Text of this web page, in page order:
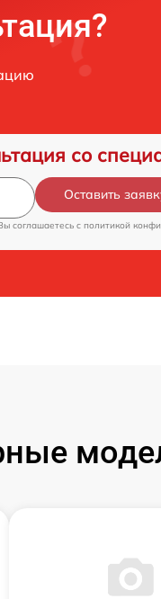
со
Оставить
соглашаетесь c политикой